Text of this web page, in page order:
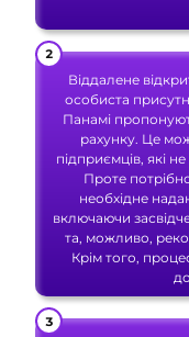
Віддалене
особиста
Панамі
рахунку. Це
підприємців, які
Проте
необхідне
включаючи
та, можливо,
Крім того,